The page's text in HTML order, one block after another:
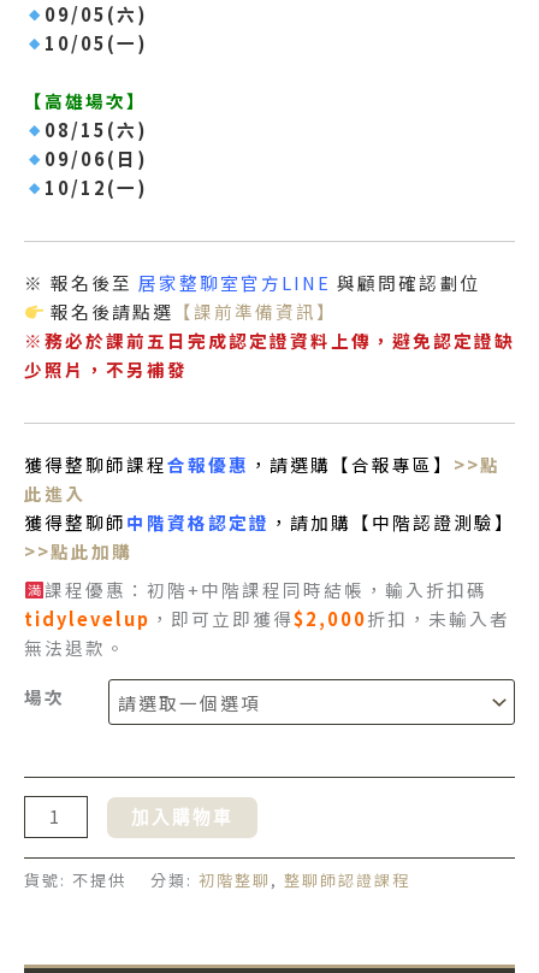
09/05(六)
10/05(一)
【高雄場次】
08/15(六)
09/06(日)
10/12(一)
※ 報名後至 居家整聊室官方LINE 與顧問確認劃位
報名後請點選 【課前準備資訊】
※務必於課前五日完成認定證資料上傳，避免認定證缺
少照片，不另補發
獲得整聊師課程合報優惠 ，請選購【合報專區】 >>點
此進入
獲得整聊師中階資格認定證 ，請加購【中階認證測驗】
>>點此加購
課程優惠：初階+中階課程同時結帳，輸入折扣碼
tidylevelup ，即可立即獲得$2,000折扣，未輸入者
無法退款。
場次
加入購物車
貨號: 不提供 分類: 初階整聊 , 整聊師認證課程